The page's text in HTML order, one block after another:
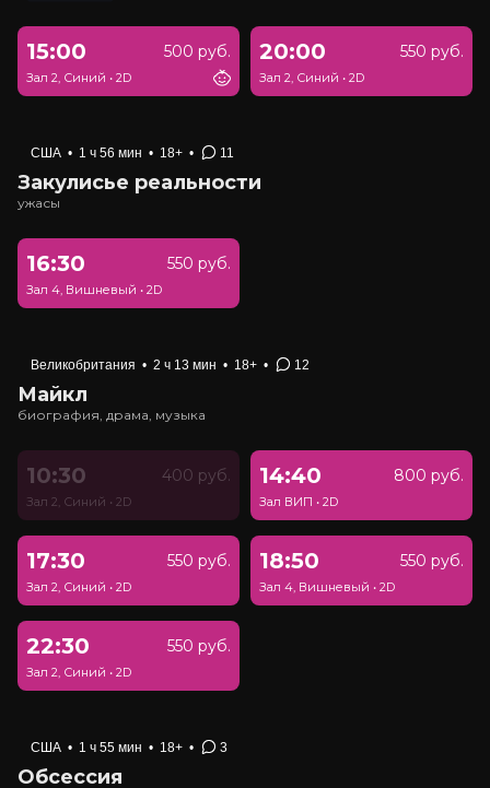
15:00 500 руб.
Зал 2, Синий • 2D
20:00 550 руб.
Зал 2, Синий • 2D
США • 1 ч 56 мин • 18+ • 11
Закулисье реальности
ужасы
16:30 550 руб.
Зал 4, Вишневый • 2D
Великобритания • 2 ч 13 мин • 18+ • 12
Майкл
биография, драма, музыка
10:30 400 руб.
Зал 2, Синий • 2D
14:40 800 руб.
Зал ВИП • 2D
17:30 550 руб.
Зал 2, Синий • 2D
18:50 550 руб.
Зал 4, Вишневый • 2D
22:30 550 руб.
Зал 2, Синий • 2D
США • 1 ч 55 мин • 18+ • 3
Обсессия